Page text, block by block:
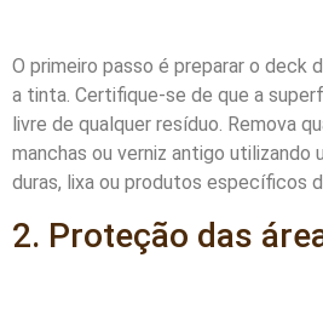
O primeiro passo é preparar o deck
a tinta. Certifique-se de que a
livre de qualquer resíduo. Remova
manchas ou verniz antigo utilizando
duras, lixa ou produtos específicos
2. Proteção das